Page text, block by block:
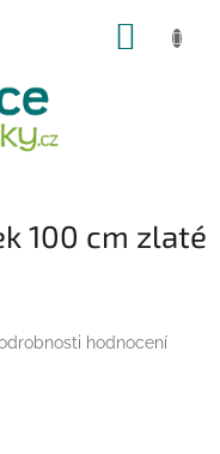
100 cm zlaté
hodnocení